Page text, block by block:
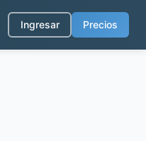
Ingresar Precios